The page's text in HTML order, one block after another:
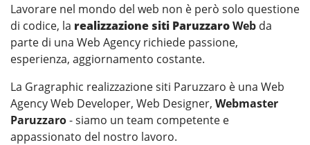
Lavorare nel mondo del web non è però solo questione
di codice, la realizzazione siti ParuzzaroWeb da
parte di una Web Agency richiede passione,
esperienza, aggiornamento costante.
La Gragraphic realizzazione siti Paruzzaro è una Web
Agency Web Developer, Web Designer, Webmaster
Paruzzaro- siamo un team competente e
appassionato del nostro lavoro.